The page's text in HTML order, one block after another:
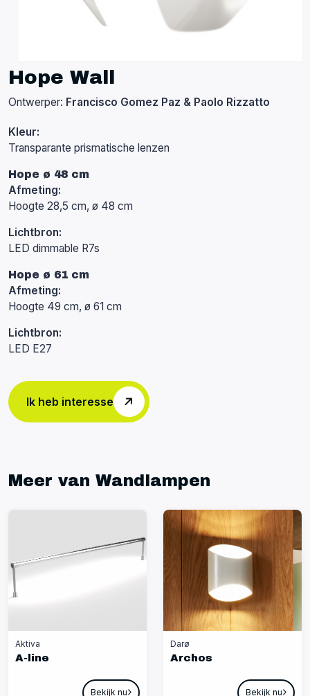
Hope Wall
Ontwerper: Francisco Gomez Paz & Paolo Rizzatto
Kleur:
Transparante prismatische lenzen
Hope ø 48 cm
Afmeting:
Hoogte 28,5 cm, ø 48 cm
Lichtbron:
LED dimmable R7s
Hope ø 61 cm
Afmeting:
Hoogte 49 cm, ø 61 cm
Lichtbron:
LED E27
Ik heb interesse
Meer van Wandlampen
Aktiva
A-line
Bekijk nu
Darø
Archos
Bekijk nu